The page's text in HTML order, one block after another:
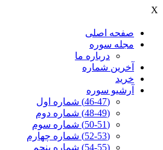
X
صفحه اصلی
مجله سوره
درباره ما
آخرين شماره
خرید
آرشیو سوره
(46-47) شماره اول
(48-49) شماره دوم
(50-51) شماره سوم
(52-53) شماره چهارم
(54-55) شماره پنجم